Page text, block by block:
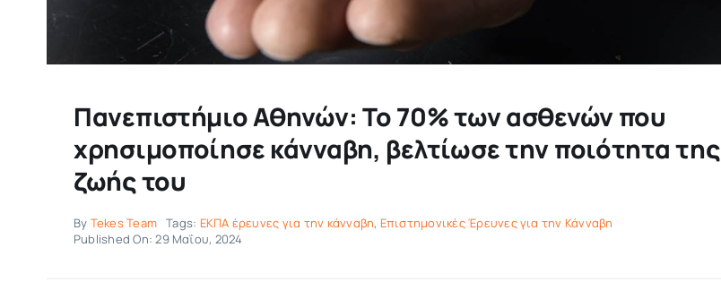
Πανεπιστήμιο Αθηνών: To 70% των ασθενών που
χρησιμοποίησε κάνναβη, βελτίωσε την ποιότητα της
ζωής του
By Tekes Team Tags: ΕΚΠΑ έρευνες για την κάνναβη, Επιστημονικές Έρευνες για την Κάνναβη
Published On: 29 Μαΐου, 2024